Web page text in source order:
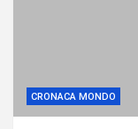
CRONACA MONDO